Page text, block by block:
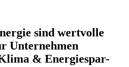
sind wertvolle
Unternehmen
& Energiespar-